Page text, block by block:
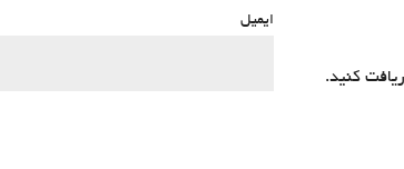
کنید.
ایمیل